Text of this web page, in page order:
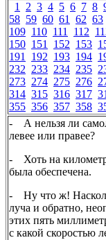
1 2 3 4 5 6 7 8
58 59 60 61 62 63
109 110 111 112
150 151 152 153
191 192 193 194
232 233 234 235
273 274 275 276
314 315 316 317
355 356 357 358
- А нельзя ли
левее или правее?
- Хоть на километр
была обеспечена.
- Ну что ж!
луча и обратно,
этих пять
с какой скоростью